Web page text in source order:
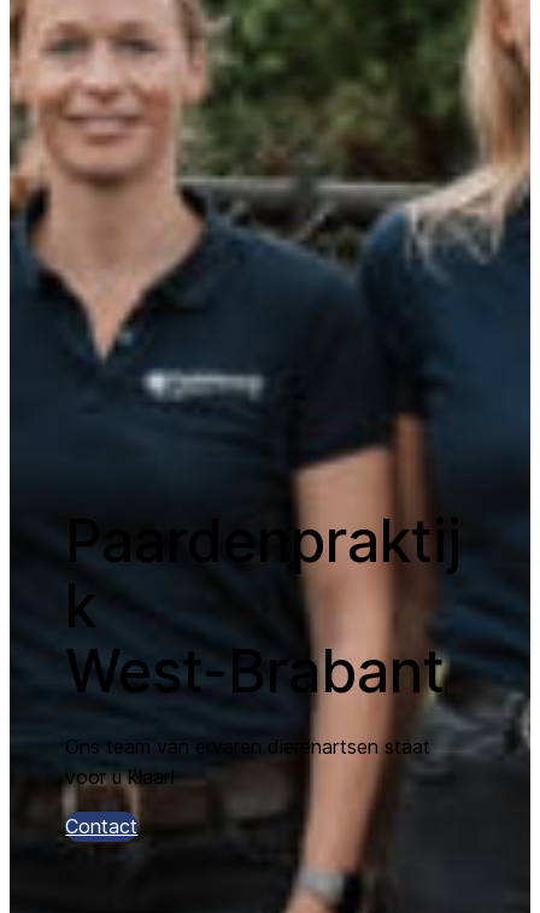
Paardenpraktij
k
West-Brabant
Ons team van ervaren dierenartsen staat
voor u klaar!
Contact